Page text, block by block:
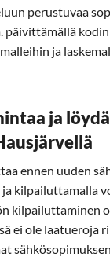
perustuvaa
päivittämällä
ja
ja
ennen uuden
kilpailuttamalla
kilpailuttaminen
ei ole laatueroja